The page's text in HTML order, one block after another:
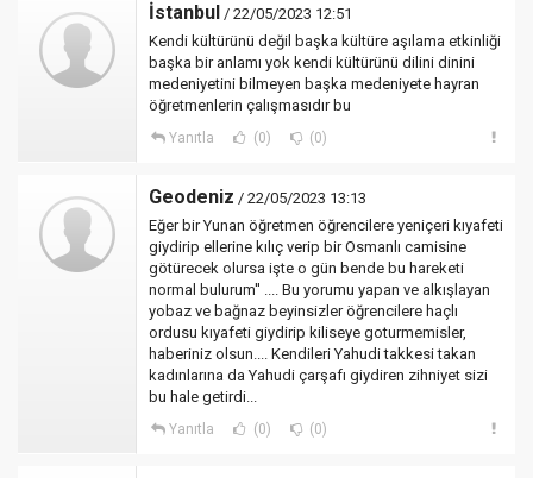
İstanbul / 22/05/2023 12:51
Kendi kültürünü değil başka kültüre aşılama etkinliği
başka bir anlamı yok kendi kültürünü dilini dinini
medeniyetini bilmeyen başka medeniyete hayran
öğretmenlerin çalışmasıdır bu
Yanıtla (0) (0)
Geodeniz / 22/05/2023 13:13
Eğer bir Yunan öğretmen öğrencilere yeniçeri kıyafeti
giydirip ellerine kılıç verip bir Osmanlı camisine
götürecek olursa işte o gün bende bu hareketi
normal bulurum'' .... Bu yorumu yapan ve alkışlayan
yobaz ve bağnaz beyinsizler öğrencilere haçlı
ordusu kıyafeti giydirip kiliseye goturmemisler,
haberiniz olsun.... Kendileri Yahudi takkesi takan
kadınlarına da Yahudi çarşafı giydiren zihniyet sizi
bu hale getirdi...
Yanıtla (0) (0)